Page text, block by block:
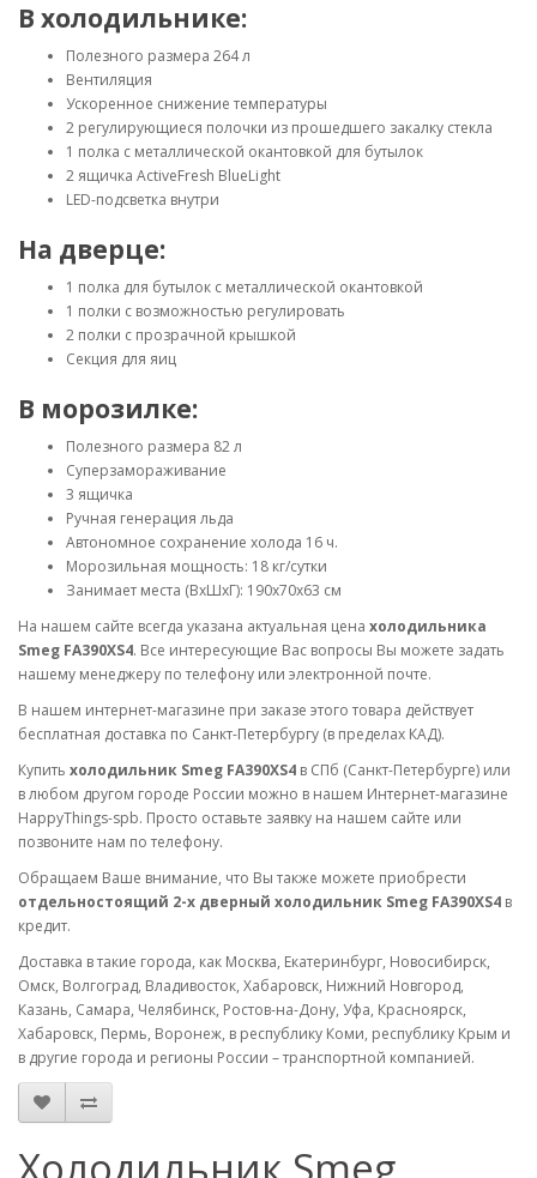
В холодильнике:
Полезного размера 264 л
Вентиляция
Ускоренное снижение температуры
2 регулирующиеся полочки из прошедшего закалку стекла
1 полка с металлической окантовкой для бутылок
2 ящичка ActiveFresh BlueLight
LED-подсветка внутри
На дверце:
1 полка для бутылок с металлической окантовкой
1 полки с возможностью регулировать
2 полки с прозрачной крышкой
Секция для яиц
В морозилке:
Полезного размера 82 л
Суперзамораживание
3 ящичка
Ручная генерация льда
Автономное сохранение холода 16 ч.
Морозильная мощность: 18 кг/сутки
Занимает места (ВхШхГ): 190х70х63 см
На нашем сайте всегда указана актуальная цена холодильника
Smeg FA390XS4. Все интересующие Вас вопросы Вы можете задать
нашему менеджеру по телефону или электронной почте.
В нашем интернет-магазине при заказе этого товара действует
бесплатная доставка по Санкт-Петербургу (в пределах КАД).
Купить холодильник Smeg FA390XS4 в СПб (Санкт-Петербурге) или
в любом другом городе России можно в нашем Интернет-магазине
HappyThings-spb. Просто оставьте заявку на нашем сайте или
позвоните нам по телефону.
Обращаем Ваше внимание, что Вы также можете приобрести
отдельностоящий 2-х дверный холодильник Smeg FA390XS4 в
кредит.
Доставка в такие города, как Москва, Екатеринбург, Новосибирск,
Омск, Волгоград, Владивосток, Хабаровск, Нижний Новгород,
Казань, Самара, Челябинск, Ростов-на-Дону, Уфа, Красноярск,
Хабаровск, Пермь, Воронеж, в республику Коми, республику Крым и
в другие города и регионы России – транспортной компанией.